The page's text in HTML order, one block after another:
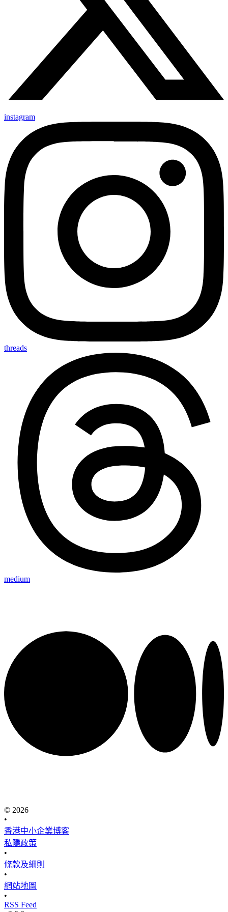
instagram
threads
medium
© 2026
•
香港中小企業博客
私隱政策
•
條款及細則
•
網站地圖
•
RSS Feed